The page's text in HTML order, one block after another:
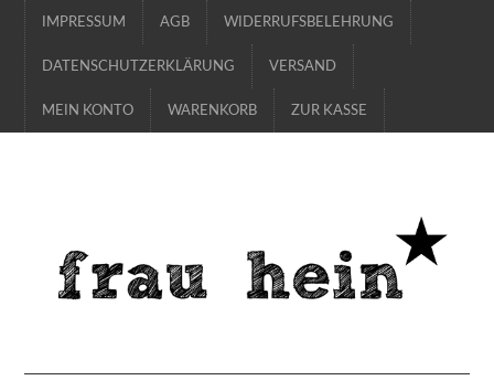
IMPRESSUM AGB WIDERRUFSBELEHRUNG
DATENSCHUTZERKLÄRUNG VERSAND
MEIN KONTO WARENKORB ZUR KASSE